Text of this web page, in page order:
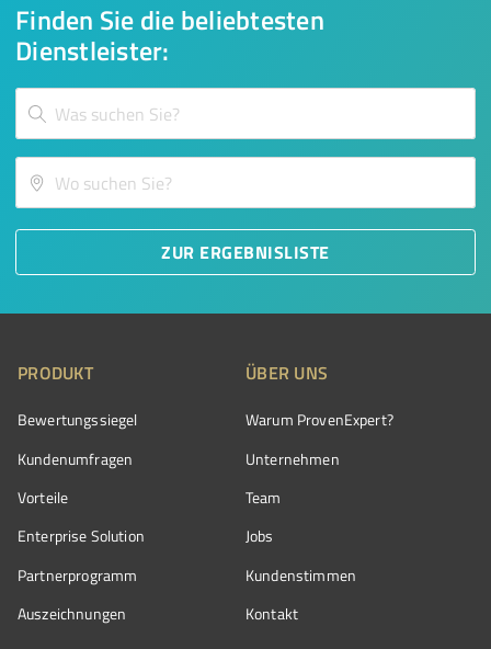
Finden Sie die beliebtesten
Dienstleister:
ZUR ERGEBNISLISTE
PRODUKT
Bewertungssiegel
Kundenumfragen
Vorteile
Enterprise Solution
Partnerprogramm
Auszeichnungen
ÜBER UNS
Warum ProvenExpert?
Unternehmen
Team
Jobs
Kundenstimmen
Kontakt